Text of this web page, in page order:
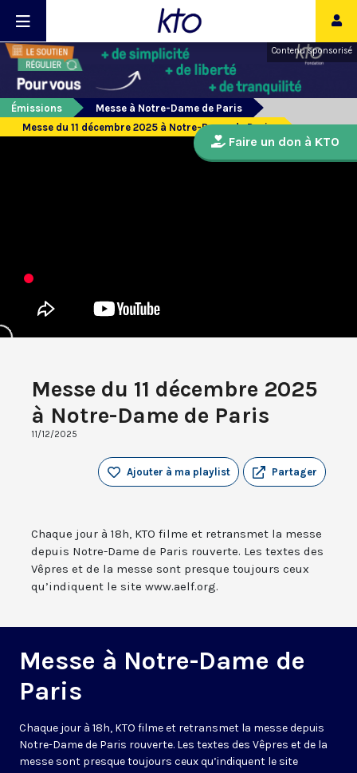
Contenu sponsorisé
Émissions
Messe à Notre-Dame de Paris
Messe du 11 décembre 2025 à Notre-Dame de Paris
Messe du 11 décembre 2025
à Notre-Dame de Paris
11/12/2025
Partager
Ajouter à ma playlist
Chaque jour à 18h, KTO filme et retransmet la messe
depuis Notre-Dame de Paris rouverte. Les textes des
Vêpres et de la messe sont presque toujours ceux
qu’indiquent le site www.aelf.org.
Messe à Notre-Dame de
Paris
Chaque jour à 18h, KTO filme et retransmet la messe depuis
Notre-Dame de Paris rouverte. Les textes des Vêpres et de la
messe sont presque toujours ceux qu’indiquent le site
Faire un don à KTO